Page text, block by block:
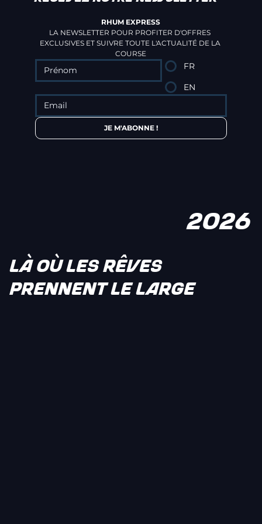
LÀ OÙ LES RÊVES
PRENNENT LE LARGE
RHUM EXPRESS
LA NEWSLETTER POUR PROFITER D'OFFRES
EXCLUSIVES ET SUIVRE TOUTE L'ACTUALITÉ DE LA
COURSE
FR
EN
JE M'ABONNE !
2026